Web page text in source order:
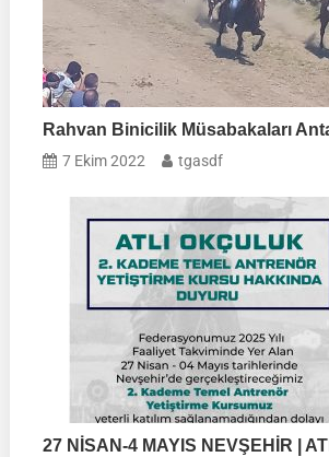
Rahvan Binicilik Müsabakaları
7 Ekim 2022 tgasdf
27 NİSAN-4 MAYIS NEVŞEHİR |